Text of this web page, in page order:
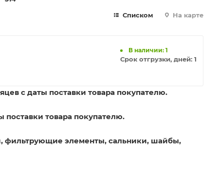
Списком На карте
В наличии: 1
Срок отгрузки, дней: 1
с даты поставки товара покупателю.
поставки товара покупателю.
фильтрующие элементы, сальники, шайбы,